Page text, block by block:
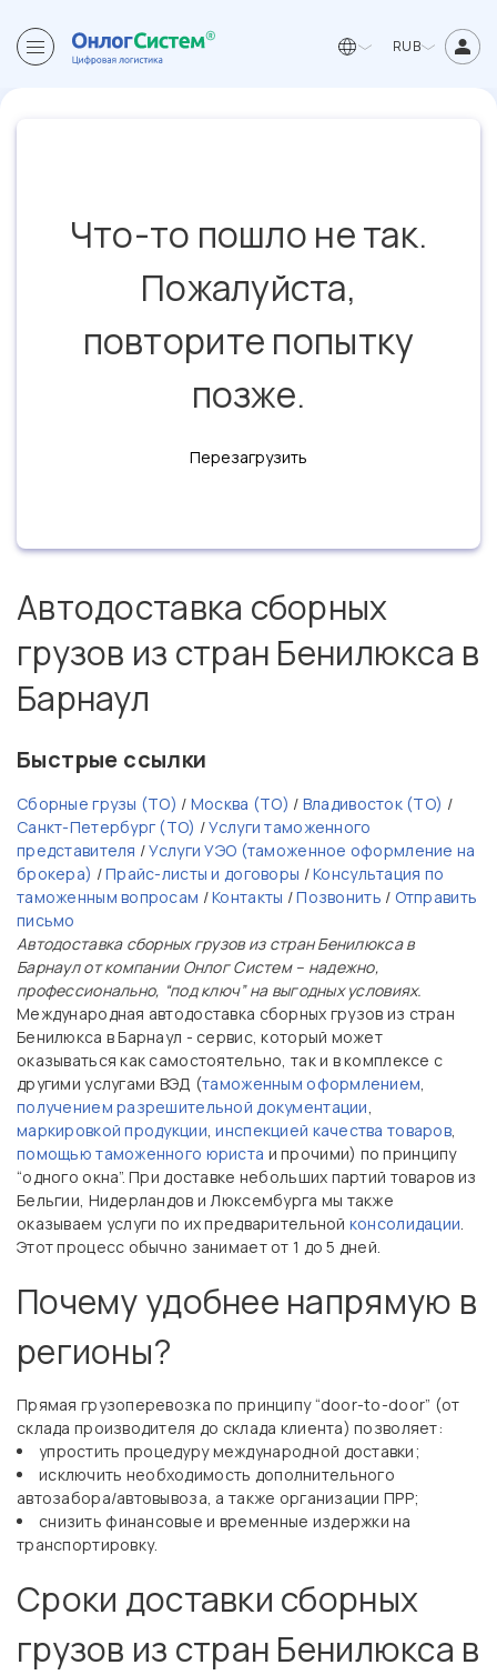
RUB
Что-то пошло не так.
Пожалуйста,
повторите попытку
позже.
Перезагрузить
Автодоставка сборных
грузов из стран Бенилюкса в
Барнаул
Быстрые ссылки
Сборные грузы (ТО) / Москва (ТО) / Владивосток (ТО) /
Санкт-Петербург (ТО) /Услуги таможенного
представителя /Услуги УЭО (таможенное оформление на
брокера) /Прайс-листы и договоры /Консультация по
таможенным вопросам /Контакты /Позвонить / Отправить
письмо
Автодоставка сборных грузов из стран Бенилюкса в
Барнаул от компании Онлог Систем – надежно,
профессионально, “под ключ” на выгодных условиях.
Международная автодоставка сборных грузов из стран
Бенилюкса в Барнаул - сервис, который может
оказываться как самостоятельно, так и в комплексе с
другими услугами ВЭД (таможенным оформлением,
получением разрешительной документации,
маркировкой продукции,инспекцией качества товаров,
помощью таможенного юриста и прочими) по принципу
“одного окна”. При доставке небольших партий товаров из
Бельгии, Нидерландов и Люксембурга мы также
оказываем услуги по их предварительной консолидации.
Этот процесс обычно занимает от 1 до 5 дней.
Почему удобнее напрямую в
регионы?
Прямая грузоперевозка по принципу “door-to-door” (от
склада производителя до склада клиента) позволяет:
упростить процедуру международной доставки;
исключить необходимость дополнительного
автозабора/автовывоза, а также организации ПРР;
снизить финансовые и временные издержки на
транспортировку.
Сроки доставки сборных
грузов из стран Бенилюкса в